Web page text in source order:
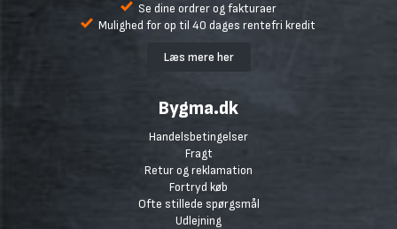
Se dine ordrer og fakturaer
Mulighed for op til 40 dages rentefri kredit
Læs mere her
Bygma.dk
Handelsbetingelser
Fragt
Retur og reklamation
Fortryd køb
Ofte stillede spørgsmål
Udlejning